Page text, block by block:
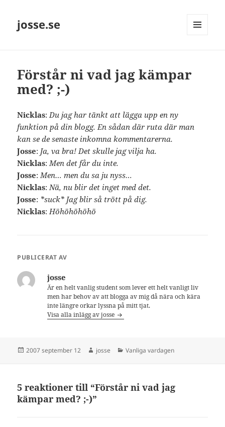
josse.se
Förstår ni vad jag kämpar
med? ;-)
Nicklas:Du jag har tänkt att lägga upp en ny
funktion på din blogg. En sådan där ruta där man
kan se de senaste inkomna kommentarerna.
Josse: Ja, va bra! Det skulle jag vilja ha.
Nicklas:Men det får du inte.
Josse:Men… men du sa ju nyss…
Nicklas:Nä, nu blir det inget med det.
Josse: *suck* Jag blir så trött på dig.
Nicklas:Höhöhöhöhö
PUBLICERAT AV
josse
Är en helt vanlig student som lever ett helt vanligt liv
men har behov av att blogga av mig då nära och kära
inte längre orkar lyssna på mitt tjat.
Visa alla inlägg av josse
Postat
2007 september 12 Författare
josse Kategorier
Vanliga vardagen
5 reaktioner till “Förstår ni vad jag
kämpar med? ;-)”